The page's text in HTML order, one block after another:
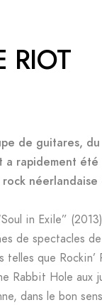
RIOT
de guitares,
a rapidement
in Exile”
de spectacles
que Rockin’
Rabbit Hole aux
dans le bon